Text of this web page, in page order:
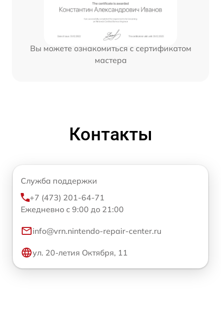
Вы можете ознакомиться с сертификатом
мастера
Контакты
Служба поддержки
+7 (473) 201-64-71
Ежедневно с 9:00 до 21:00
info@vrn.nintendo-repair-center.ru
ул. 20-летия Октября, 11